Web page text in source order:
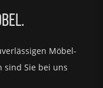
Möbel-
sind Sie bei uns